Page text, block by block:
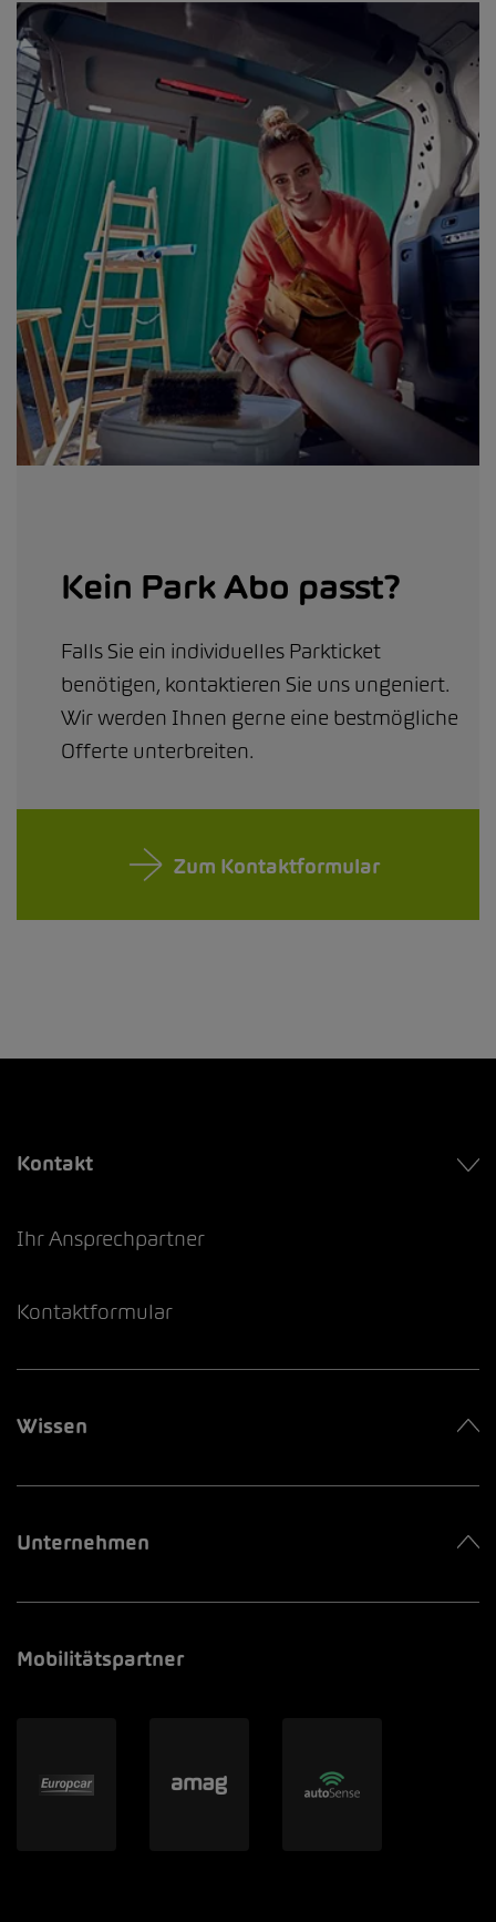
Kein Park Abo passt?
Falls Sie ein individuelles Parkticket
benötigen, kontaktieren Sie uns ungeniert.
Wir werden Ihnen gerne eine bestmögliche
Offerte unterbreiten.
Zum Kontaktformular
Kontakt
Ihr Ansprechpartner
Kontaktformular
Wissen
Unternehmen
Mobilitätspartner